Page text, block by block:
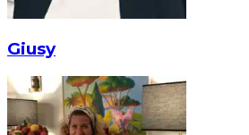
Giusy